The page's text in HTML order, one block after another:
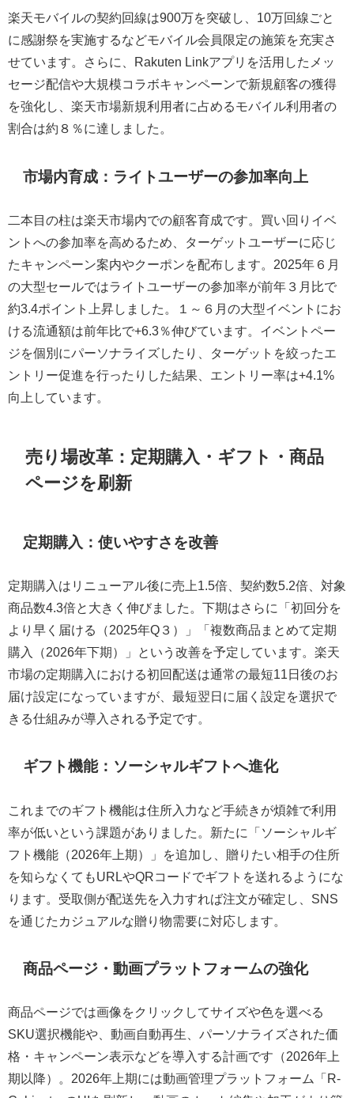
楽天モバイルの契約回線は900万を突破し、10万回線ごと
に感謝祭を実施するなどモバイル会員限定の施策を充実さ
せています。さらに、Rakuten Linkアプリを活用したメッ
セージ配信や大規模コラボキャンペーンで新規顧客の獲得
を強化し、楽天市場新規利用者に占めるモバイル利用者の
割合は約８％に達しました。
市場内育成：ライトユーザーの参加率向上
二本目の柱は楽天市場内での顧客育成です。買い回りイベ
ントへの参加率を高めるため、ターゲットユーザーに応じ
たキャンペーン案内やクーポンを配布します。2025年６月
の大型セールではライトユーザーの参加率が前年３月比で
約3.4ポイント上昇しました。１～６月の大型イベントにお
ける流通額は前年比で+6.3％伸びています。イベントペー
ジを個別にパーソナライズしたり、ターゲットを絞ったエ
ントリー促進を行ったりした結果、エントリー率は+4.1%
向上しています。
売り場改革：定期購入・ギフト・商品
ページを刷新
定期購入：使いやすさを改善
定期購入はリニューアル後に売上1.5倍、契約数5.2倍、対象
商品数4.3倍と大きく伸びました。下期はさらに「初回分を
より早く届ける（2025年Q３）」「複数商品まとめて定期
購入（2026年下期）」という改善を予定しています。楽天
市場の定期購入における初回配送は通常の最短11日後のお
届け設定になっていますが、最短翌日に届く設定を選択で
きる仕組みが導入される予定です。
ギフト機能：ソーシャルギフトへ進化
これまでのギフト機能は住所入力など手続きが煩雑で利用
率が低いという課題がありました。新たに「ソーシャルギ
フト機能（2026年上期）」を追加し、贈りたい相手の住所
を知らなくてもURLやQRコードでギフトを送れるようにな
ります。受取側が配送先を入力すれば注文が確定し、SNS
を通じたカジュアルな贈り物需要に対応します。
商品ページ・動画プラットフォームの強化
商品ページでは画像をクリックしてサイズや色を選べる
SKU選択機能や、動画自動再生、パーソナライズされた価
格・キャンペーン表示などを導入する計画です（2026年上
期以降）。2026年上期には動画管理プラットフォーム「R-